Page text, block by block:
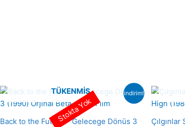
indirim!
TÜKENMIŞ
Back to the Future – Gelecege Dönüs 3
Stokta Yok
Çılgınlar